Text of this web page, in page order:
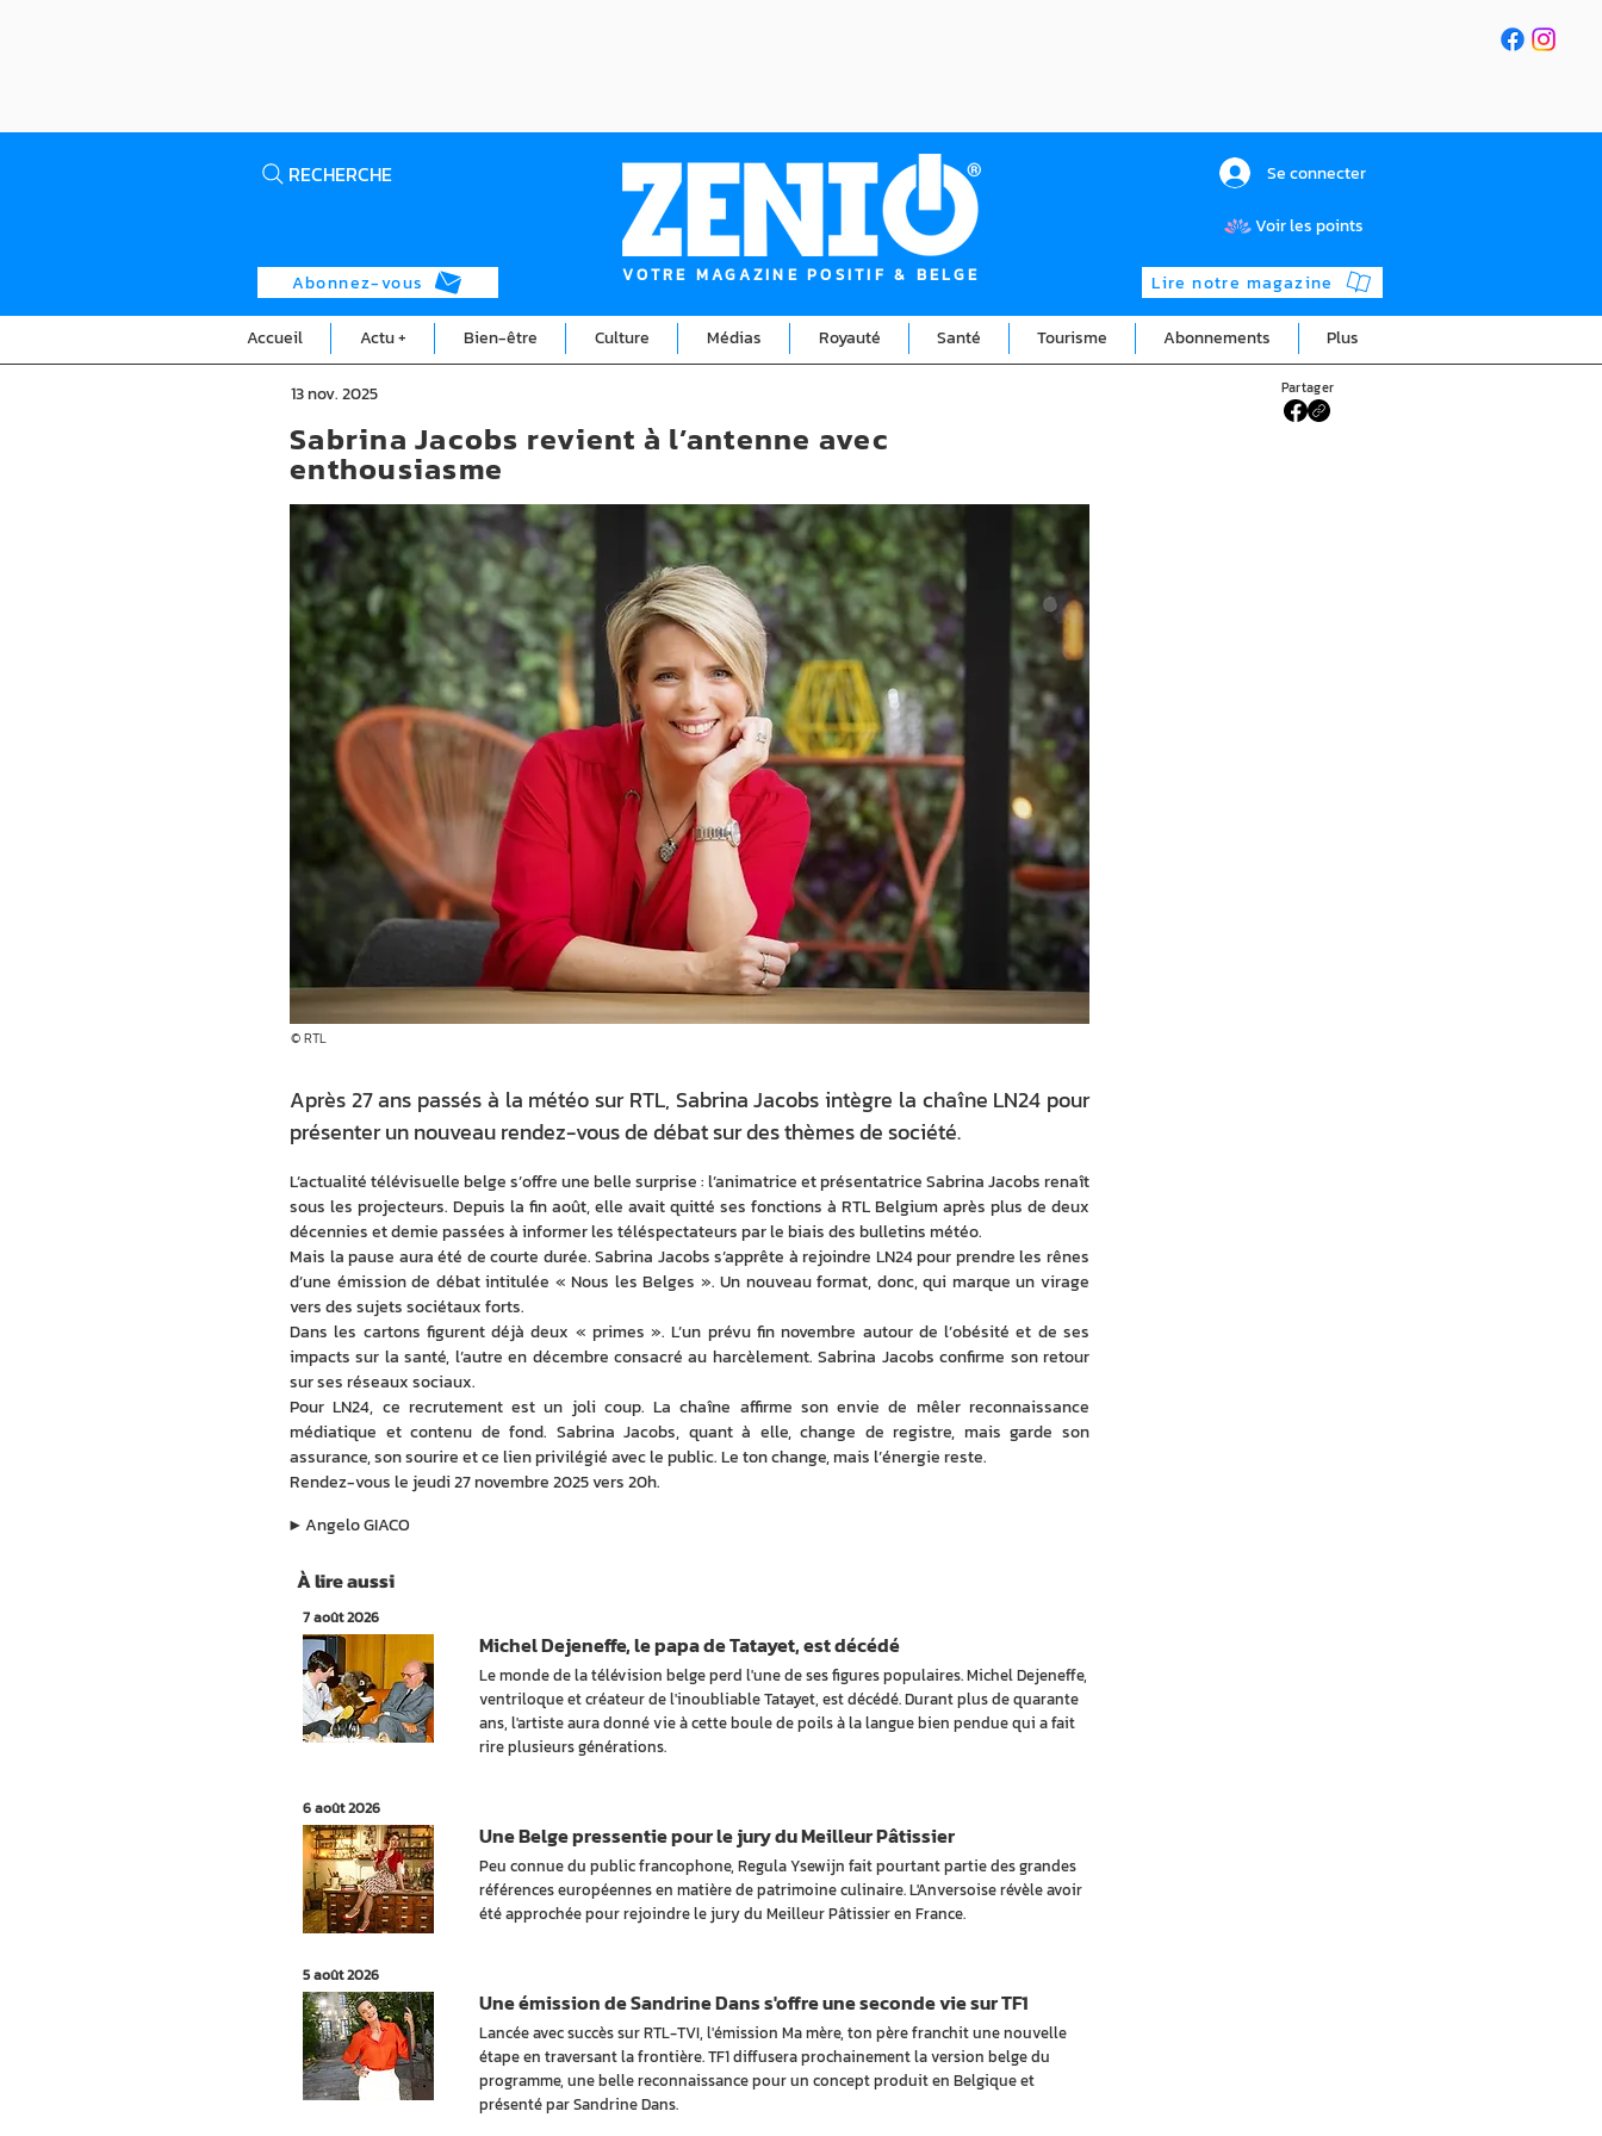
RECHERCHE
Abonnez-vous VOTRE MAGAZINE POSITIF & BELGE
Se connecter
Voir les points
Lire notre magazine
Accueil Actu + Bien-être Culture Médias Royauté Santé Tourisme Abonnements Plus
13 nov. 2025 Partager
© RTL
Après 27 ans passés à la météo sur RTL, Sabrina Jacobs intègre la chaîne LN24 pour
présenter un nouveau rendez-vous de débat sur des thèmes de société.
L’actualité télévisuelle belge s’offre une belle surprise : l’animatrice et présentatrice Sabrina Jacobs renaît
sous les projecteurs. Depuis la fin août, elle avait quitté ses fonctions à RTL Belgium après plus de deux
décennies et demie passées à informer les téléspectateurs par le biais des bulletins météo.
Mais la pause aura été de courte durée. Sabrina Jacobs s’apprête à rejoindre LN24 pour prendre les rênes
d’une émission de débat intitulée « Nous les Belges ». Un nouveau format, donc, qui marque un virage
vers des sujets sociétaux forts.
Dans les cartons figurent déjà deux « primes ». L’un prévu fin novembre autour de l’obésité et de ses
impacts sur la santé, l’autre en décembre consacré au harcèlement. Sabrina Jacobs confirme son retour
sur ses réseaux sociaux.
Pour LN24, ce recrutement est un joli coup. La chaîne affirme son envie de mêler reconnaissance
médiatique et contenu de fond. Sabrina Jacobs, quant à elle, change de registre, mais garde son
assurance, son sourire et ce lien privilégié avec le public. Le ton change, mais l’énergie reste.
Rendez-vous le jeudi 27 novembre 2025 vers 20h.
Angelo GIACO
▶︎
Sabrina Jacobs revient à l’antenne avec
enthousiasme
À lire aussi
7 août 2026
Le monde de la télévision belge perd l'une de ses figures populaires. Michel Dejeneffe,
ventriloque et créateur de l'inoubliable Tatayet, est décédé. Durant plus de quarante
ans, l'artiste aura donné vie à cette boule de poils à la langue bien pendue qui a fait
rire plusieurs générations.
Michel Dejeneffe, le papa de Tatayet, est décédé
6 août 2026
Peu connue du public francophone, Regula Ysewijn fait pourtant partie des grandes
références européennes en matière de patrimoine culinaire. L'Anversoise révèle avoir
été approchée pour rejoindre le jury du Meilleur Pâtissier en France.
Une Belge pressentie pour le jury du Meilleur Pâtissier
5 août 2026
Lancée avec succès sur RTL-TVI, l'émission Ma mère, ton père franchit une nouvelle
étape en traversant la frontière. TF1 diffusera prochainement la version belge du
programme, une belle reconnaissance pour un concept produit en Belgique et
présenté par Sandrine Dans.
Une émission de Sandrine Dans s'offre une seconde vie sur TF1